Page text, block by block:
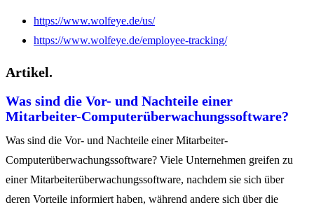
https://www.wolfeye.de/us/
https://www.wolfeye.de/employee-tracking/
Artikel.
Was sind die Vor- und Nachteile einer
Mitarbeiter-Computerüberwachungssoftware?
Was sind die Vor- und Nachteile einer Mitarbeiter-
Computerüberwachungssoftware? Viele Unternehmen greifen zu
einer Mitarbeiterüberwachungssoftware, nachdem sie sich über
deren Vorteile informiert haben, während andere sich über die